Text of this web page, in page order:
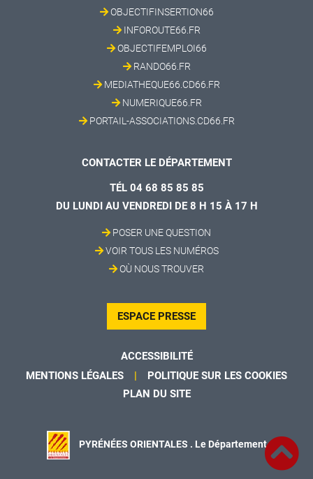
OBJECTIFINSERTION66
INFOROUTE66.FR
OBJECTIFEMPLOI66
RANDO66.FR
MEDIATHEQUE66.CD66.FR
NUMERIQUE66.FR
PORTAIL-ASSOCIATIONS.CD66.FR
CONTACTER LE DÉPARTEMENT
TÉL 04 68 85 85 85
DU LUNDI AU VENDREDI DE 8 H 15 À 17 H
POSER UNE QUESTION
VOIR TOUS LES NUMÉROS
OÙ NOUS TROUVER
ESPACE PRESSE
ACCESSIBILITÉ
MENTIONS LÉGALES
POLITIQUE SUR LES COOKIES
PLAN DU SITE
PYRÉNÉES ORIENTALES . Le Département